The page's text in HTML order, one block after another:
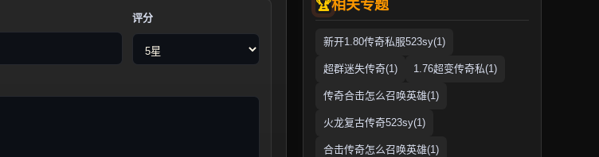
评分
相关专题
新开1.80传奇私服523sy(1)
超群迷失传奇(1) 1.76超变传奇私(1)
传奇合击怎么召唤英雄(1)
火龙复古传奇523sy(1)
合击传奇怎么召唤英雄(1)